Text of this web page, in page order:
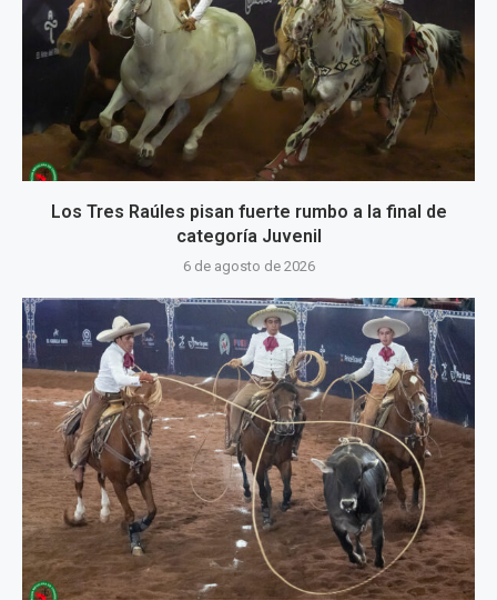
Los Tres Raúles pisan fuerte rumbo a la final de
categoría Juvenil
6 de agosto de 2026